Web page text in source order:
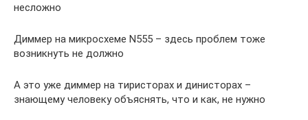
несложно
Диммер на микросхеме N555 – здесь проблем тоже
возникнуть не должно
А это уже диммер на тиристорах и динисторах –
знающему человеку объяснять, что и как, не нужно